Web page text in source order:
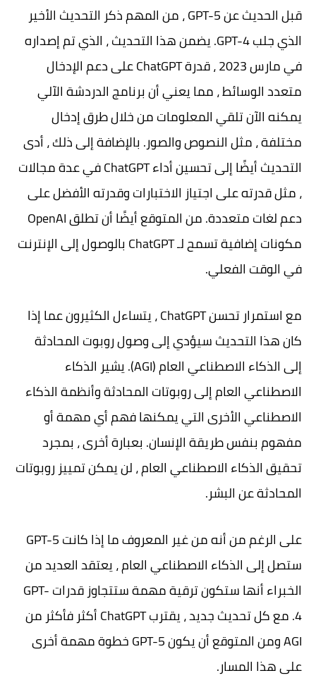
قبل الحديث عن GPT-5 ، من المهم ذكر التحديث الأخير
الذي جلب GPT-4. يضمن هذا التحديث ، الذي تم إصداره
في مارس 2023 ، قدرة ChatGPT على دعم الإدخال
متعدد الوسائط ، مما يعني أن برنامج الدردشة الآلي
يمكنه الآن تلقي المعلومات من خلال طرق إدخال
مختلفة ، مثل النصوص والصور. بالإضافة إلى ذلك ، أدى
التحديث أيضًا إلى تحسين أداء ChatGPT في عدة مجالات
، مثل قدرته على اجتياز الاختبارات وقدرته الأفضل على
دعم لغات متعددة. من المتوقع أيضًا أن تطلق OpenAI
مكونات إضافية تسمح لـ ChatGPT بالوصول إلى الإنترنت
في الوقت الفعلي.
مع استمرار تحسن ChatGPT ، يتساءل الكثيرون عما إذا
كان هذا التحديث سيؤدي إلى وصول روبوت المحادثة
إلى الذكاء الاصطناعي العام (AGI). يشير الذكاء
الاصطناعي العام إلى روبوتات المحادثة وأنظمة الذكاء
الاصطناعي الأخرى التي يمكنها فهم أي مهمة أو
مفهوم بنفس طريقة الإنسان. بعبارة أخرى ، بمجرد
تحقيق الذكاء الاصطناعي العام ، لن يمكن تمييز روبوتات
المحادثة عن البشر.
على الرغم من أنه من غير المعروف ما إذا كانت GPT-5
ستصل إلى الذكاء الاصطناعي العام ، يعتقد العديد من
الخبراء أنها ستكون ترقية مهمة ستتجاوز قدرات GPT-
4. مع كل تحديث جديد ، يقترب ChatGPT أكثر فأكثر من
AGI ومن المتوقع أن يكون GPT-5 خطوة مهمة أخرى
على هذا المسار.